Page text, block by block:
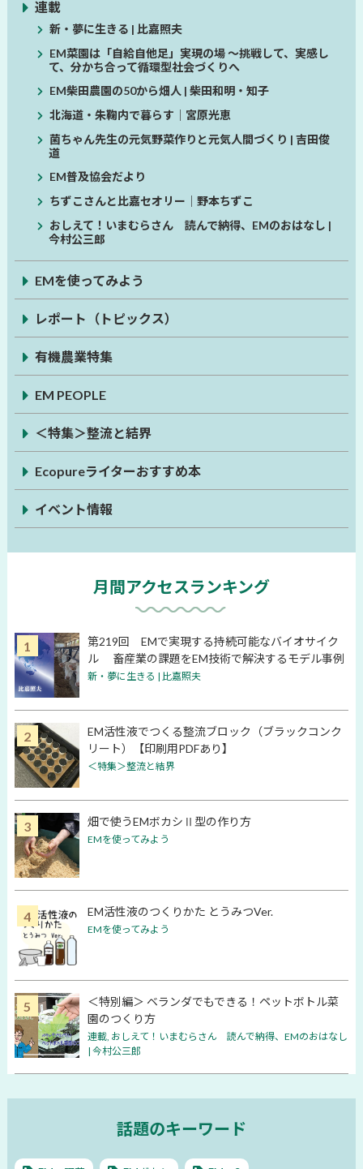
連載
新・夢に生きる | 比嘉照夫
EM菜園は「自給自他足」実現の場 ～挑戦して、実感し
て、分かち合って循環型社会づくりへ
EM柴田農園の50から畑人 | 柴田和明・知子
北海道・朱鞠内で暮らす│宮原光恵
菌ちゃん先生の元気野菜作りと元気人間づくり | 吉田俊
道
EM普及協会だより
ちずこさんと比嘉セオリー│野本ちずこ
おしえて！いまむらさん 読んで納得、EMのおはなし |
今村公三郎
EMを使ってみよう
レポート（トピックス）
有機農業特集
EM PEOPLE
＜特集＞整流と結界
Ecopureライターおすすめ本
イベント情報
月間アクセスランキング
第219回 EMで実現する持続可能なバイオサイク
ル 畜産業の課題をEM技術で解決するモデル事例
新・夢に生きる | 比嘉照夫
EM活性液でつくる整流ブロック（ブラックコンク
リート）【印刷用PDFあり】
＜特集＞整流と結界
畑で使うEMボカシⅡ型の作り方
EMを使ってみよう
EM活性液のつくりかた とうみつVer.
EMを使ってみよう
＜特別編＞ ベランダでもできる！ペットボトル菜
園のつくり方
連載, おしえて！いまむらさん 読んで納得、EMのおはなし
| 今村公三郎
話題のキーワード